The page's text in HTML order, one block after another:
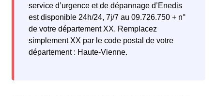
service d’urgence et de dépannage d’Enedis
est disponible 24h/24, 7j/7 au 09.726.750 + n°
de votre département XX. Remplacez
simplement XX par le code postal de votre
département : Haute-Vienne.